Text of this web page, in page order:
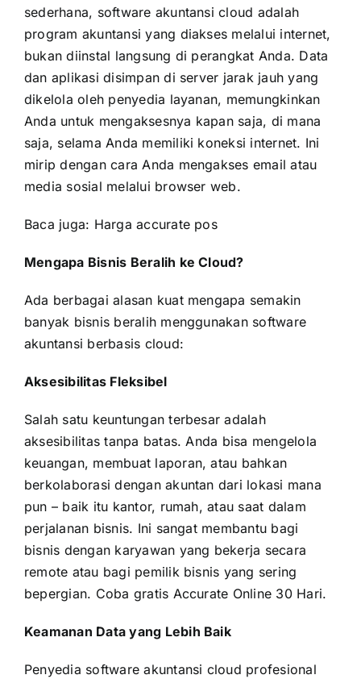
sederhana, software akuntansi cloud adalah
program akuntansi yang diakses melalui internet,
bukan diinstal langsung di perangkat Anda. Data
dan aplikasi disimpan di server jarak jauh yang
dikelola oleh penyedia layanan, memungkinkan
Anda untuk mengaksesnya kapan saja, di mana
saja, selama Anda memiliki koneksi internet. Ini
mirip dengan cara Anda mengakses email atau
media sosial melalui browser web.
Baca juga: Harga accurate pos
Mengapa Bisnis Beralih ke Cloud?
Ada berbagai alasan kuat mengapa semakin
banyak bisnis beralih menggunakan software
akuntansi berbasis cloud:
Aksesibilitas Fleksibel
Salah satu keuntungan terbesar adalah
aksesibilitas tanpa batas. Anda bisa mengelola
keuangan, membuat laporan, atau bahkan
berkolaborasi dengan akuntan dari lokasi mana
pun – baik itu kantor, rumah, atau saat dalam
perjalanan bisnis. Ini sangat membantu bagi
bisnis dengan karyawan yang bekerja secara
remote atau bagi pemilik bisnis yang sering
bepergian. Coba gratis Accurate Online 30 Hari.
Keamanan Data yang Lebih Baik
Penyedia software akuntansi cloud profesional